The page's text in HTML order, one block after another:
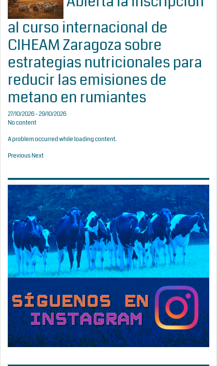
al curso internacional de
CIHEAM Zaragoza sobre
estrategias nutricionales para
reducir las emisiones de
metano en rumiantes
27/10/2026 - 29/10/2026
No content
A problem occurred while loading content.
PreviousNext